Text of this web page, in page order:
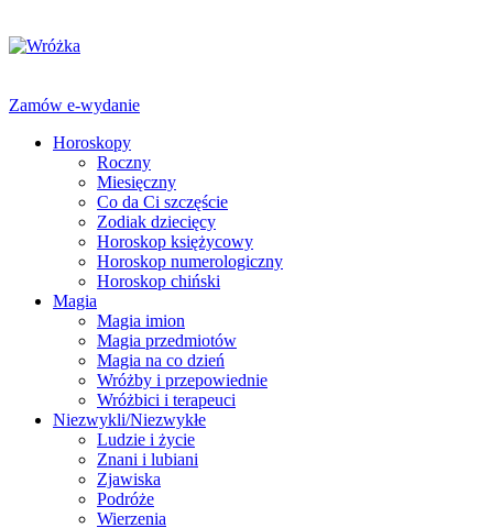
Zamów e-wydanie
Horoskopy
Roczny
Miesięczny
Co da Ci szczęście
Zodiak dziecięcy
Horoskop księżycowy
Horoskop numerologiczny
Horoskop chiński
Magia
Magia imion
Magia przedmiotów
Magia na co dzień
Wróżby i przepowiednie
Wróżbici i terapeuci
Niezwykli/Niezwykłe
Ludzie i życie
Znani i lubiani
Zjawiska
Podróże
Wierzenia